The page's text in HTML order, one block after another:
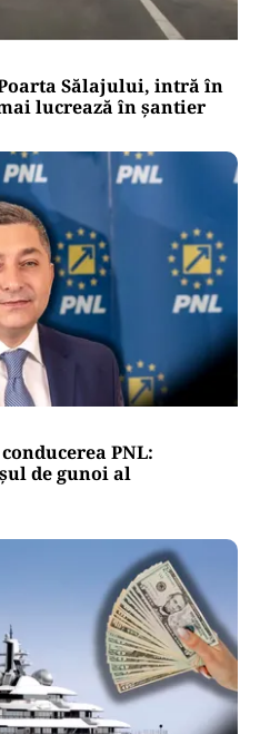
Sălajului, intră în
lucrează în șantier
PNL:
de gunoi al